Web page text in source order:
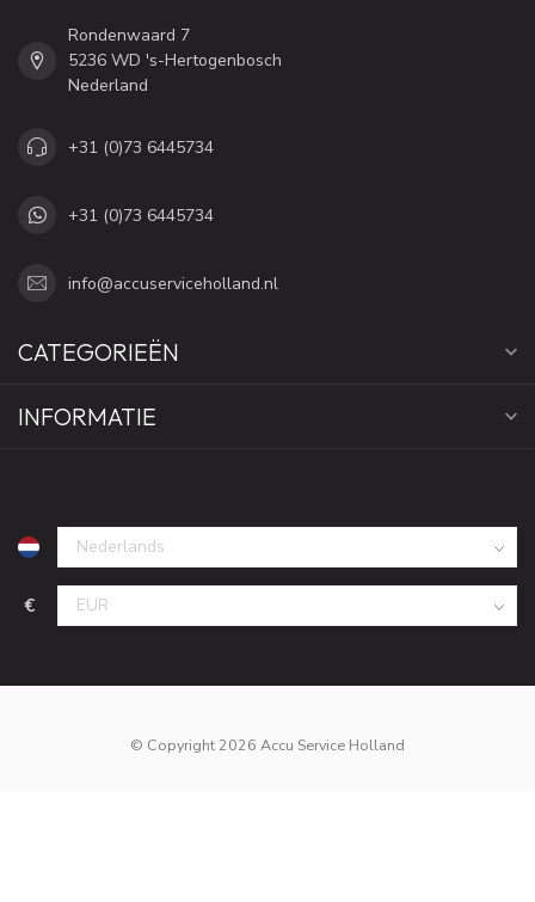
Rondenwaard 7
5236 WD 's-Hertogenbosch
Nederland
+31 (0)73 6445734
+31 (0)73 6445734
info@accuserviceholland.nl
CATEGORIEËN
INFORMATIE
€
© Copyright 2026 Accu Service Holland